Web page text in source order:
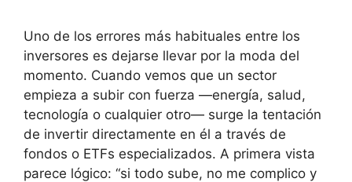
Uno de los errores más habituales entre los
inversores es dejarse llevar por la moda del
momento. Cuando vemos que un sector
empieza a subir con fuerza —energía, salud,
tecnología o cualquier otro— surge la tentación
de invertir directamente en él a través de
fondos o ETFs especializados. A primera vista
parece lógico: “si todo sube, no me complico y